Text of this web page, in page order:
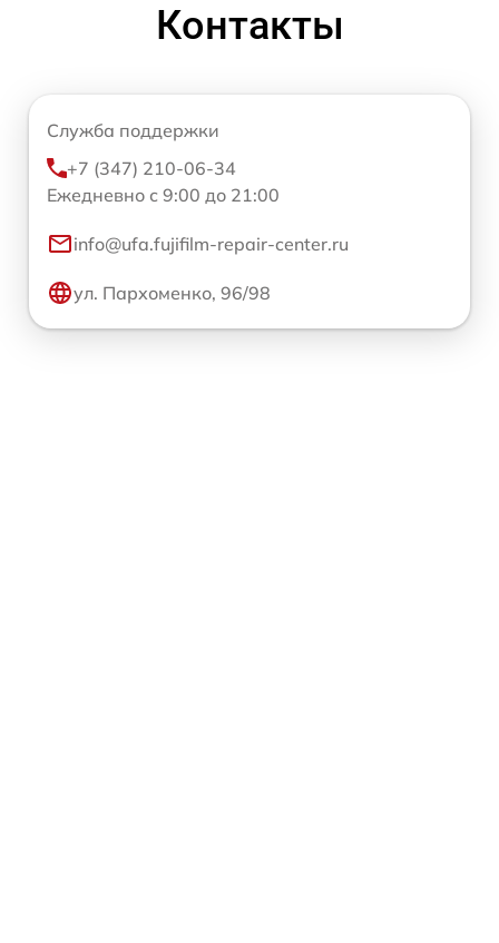
Контакты
Служба поддержки
+7 (347) 210-06-34
Ежедневно с 9:00 до 21:00
info@ufa.fujifilm-repair-center.ru
ул. Пархоменко, 96/98